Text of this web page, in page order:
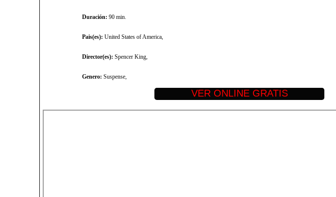
Duración: 90 min.
Pais(es): United States of America,
Director(es): Spencer King,
Genero: Suspense,